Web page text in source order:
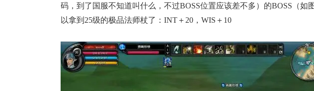
码，到了国服不知道叫什么，不过BOSS位置应该差不多）的BOSS（如
以拿到25级的极品法师杖了：INT＋20，WIS＋10